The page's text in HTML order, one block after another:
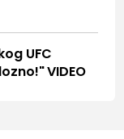
UFC
VIDEO